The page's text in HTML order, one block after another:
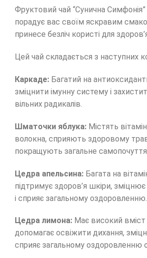
Фруктовий чай “Сунична Симфонія”
порадує вас своїм яскравим
принесе безліч користі для
Цей чай складається з наступних
Каркаде: Багатий на
зміцнити імунну систему і
вільних радикалів.
Шматочки яблука: Містять
волокна, сприяють здоровому
покращують загальне самопочуття.
Цедра апельсина: Багата на
підтримує здоров’я шкіри,
і сприяє загальному оздоровленню.
Цедра лимона: Має високий вміст
допомагає освіжити дихання,
сприяє загальному оздоровленню